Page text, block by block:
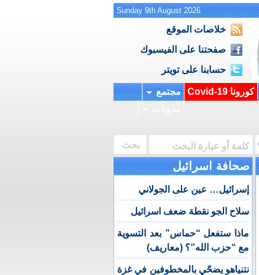
Sunday 9th August 2026
خلاصات الموقع
صفحتنا على الفيسبوك
حسابنا على تويتر
كورونا Covid-19
مجتمع
صحافة اسرائيل
إسرائيل… عين على الجولاني
سلاح الجو نقطة ضعف اسرائيل
ماذا ستفعل “حماس” بعد التسوية
مع “حزب الله”؟ (معاريف)
نتنياهو يضحّي بالمخطوفين في غزة